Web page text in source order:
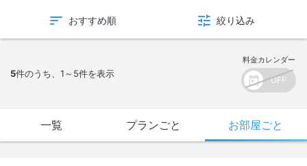
おすすめ順 絞り込み
5件のうち、 1～5件を表示
料金カレンダー
一覧 プランごと お部屋ごと